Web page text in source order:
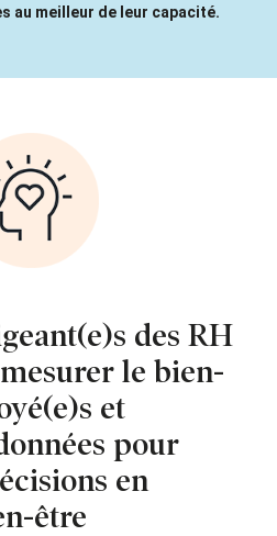
au meilleur de leur capacité.
des RH
le bien-
et
pour
en
être